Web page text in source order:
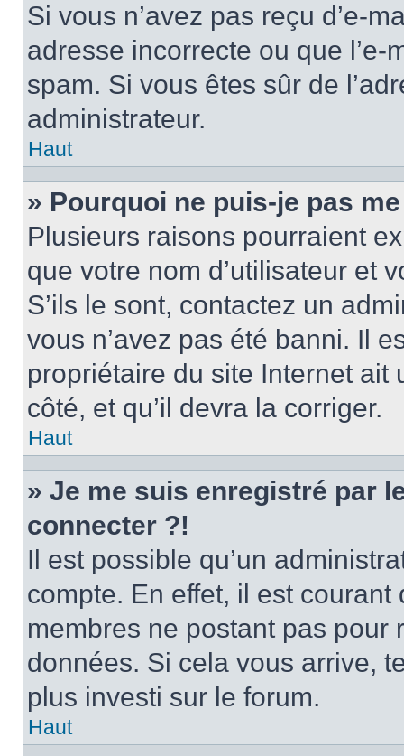
Si vous n’avez pas reçu d’e-
adresse incorrecte ou que
spam. Si vous êtes sûr de
administrateur.
Haut
» Pourquoi ne puis-je pas
Plusieurs raisons pourraient
que votre nom d’utilisateur et
S’ils le sont, contactez un
vous n’avez pas été banni. Il
propriétaire du site Internet
côté, et qu’il devra la corriger.
Haut
» Je me suis enregistré par
connecter ?!
Il est possible qu’un
compte. En effet, il est
membres ne postant pas
données. Si cela vous arrive,
plus investi sur le forum.
Haut